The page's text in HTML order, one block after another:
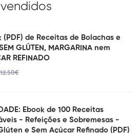
(PDF) de Receitas de Bolachas e
GLÚTEN, MARGARINA nem
REFINADO
12.50€
Ebook de 100 Receitas
- Refeições e Sobremesas -
e Sem Açúcar Refinado (PDF)